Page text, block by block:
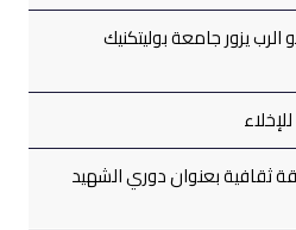
الرب يزور جامعة بوليتكنيك
ثقافية بعنوان دوري الشهيد